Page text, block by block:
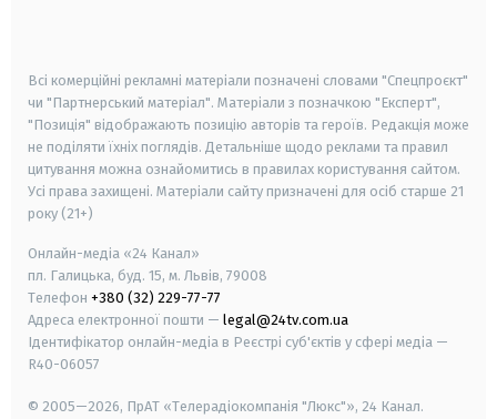
Всі комерційні рекламні матеріали позначені словами "Спецпроєкт"
чи "Партнерський матеріал". Матеріали з позначкою "Експерт",
"Позиція" відображають позицію авторів та героїв. Редакція може
не поділяти їхніх поглядів. Детальніше щодо реклами та правил
цитування можна ознайомитись в правилах користування сайтом.
Усі права захищені. Матеріали сайту призначені для осіб старше 21
року (21+)
Онлайн-медіа «24 Канал»
пл. Галицька, буд. 15, м. Львів, 79008
Телефон +380 (32) 229-77-77
Адреса електронної пошти — legal@24tv.com.ua
Ідентифікатор онлайн-медіа в Реєстрі суб'єктів у сфері медіа —
R40-06057
© 2005—2026, ПрАТ «Телерадіокомпанія "Люкс"», 24 Канал.